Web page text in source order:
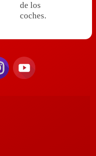
de los
coches.